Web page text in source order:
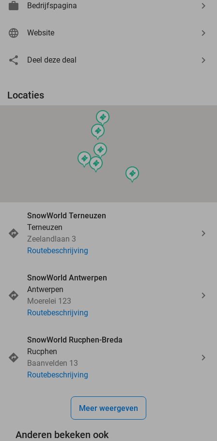
Bedrijfspagina
Website
Deel deze deal
Locaties
events
events
events
events
events
events
SnowWorld Terneuzen
Terneuzen
Zeelandlaan 3
Routebeschrijving
SnowWorld Antwerpen
Antwerpen
Moerelei 123
Routebeschrijving
SnowWorld Rucphen-Breda
Rucphen
Baanvelden 13
Routebeschrijving
Meer weergeven
Anderen bekeken ook